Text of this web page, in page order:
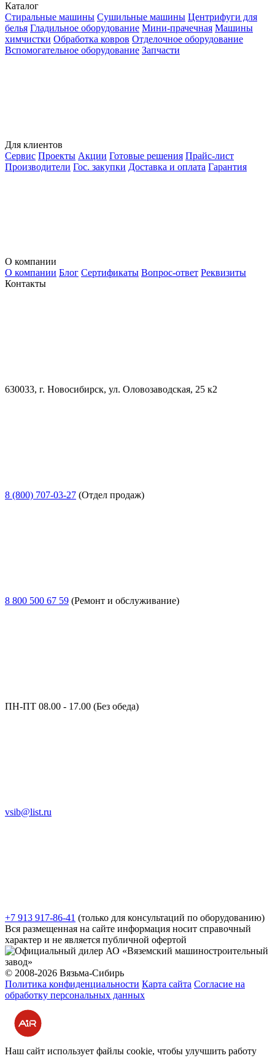
Каталог
Стиральные машины Сушильные машины Центрифуги для
белья Гладильное оборудование Мини-прачечная Машины
химчистки Обработка ковров Отделочное оборудование
Вспомогательное оборудование Запчасти
Для клиентов
Сервис Проекты Акции Готовые решения Прайс-лист
Производители Гос. закупки Доставка и оплата Гарантия
О компании
О компании Блог Сертификаты Вопрос-ответ Реквизиты
Контакты
630033, г. Новосибирск, ул. Оловозаводская, 25 к2
8 (800) 707-03-27 (Отдел продаж)
8 800 500 67 59 (Ремонт и обслуживание)
ПН-ПТ 08.00 - 17.00 (Без обеда)
vsib@list.ru
+7 913 917-86-41 (только для консультаций по оборудованию)
Вся размещенная на сайте информация носит справочный
характер и не является публичной офертой
© 2008-2026 Вязьма-Сибирь
Политика конфиденциальности Карта сайта Согласие на
обработку персональных данных
Разработка и продвижение сайта
Наш сайт использует файлы cookie, чтобы улучшить работу